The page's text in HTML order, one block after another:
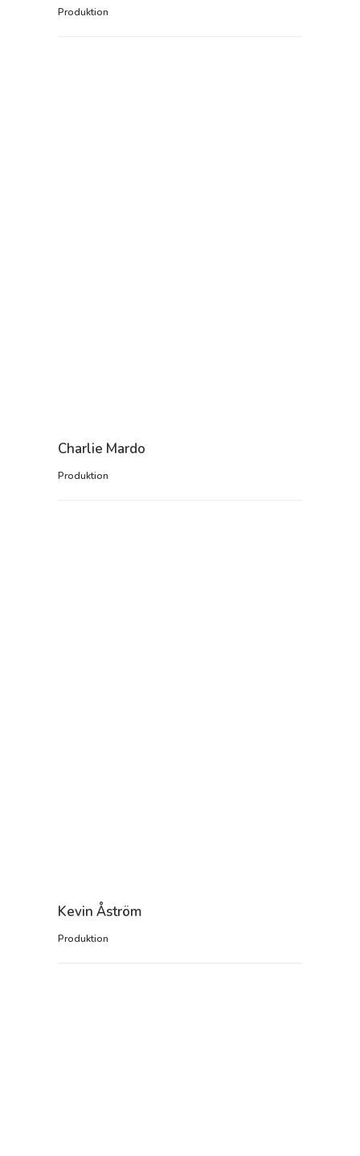
Produktion
Charlie Mardo
Produktion
Kevin Åström
Produktion